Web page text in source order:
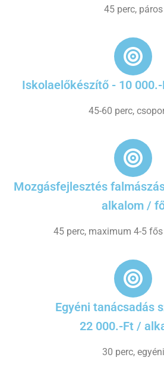
45 perc, páros
Iskolaelőkészítő - 10
45-60 perc,
Mozgásfejlesztés
alkalom /
45 perc, maximum 4-5
Egyéni tanácsadás
22 000.-Ft /
30 perc, egyéni